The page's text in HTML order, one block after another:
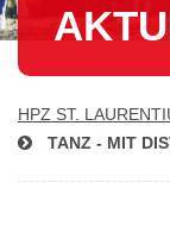
HPZ ST.
TANZ - MIT